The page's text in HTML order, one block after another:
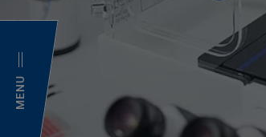
MENU